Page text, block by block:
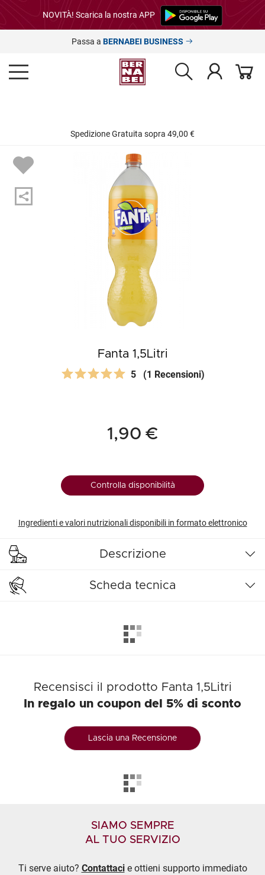
NOVITÀ! Scarica la nostra APP
Passa a BERNABEI BUSINESS
Spedizione Gratuita sopra 49,00 €
Fanta 1,5Litri
5 (1 Recensioni)
1,90 €
Controlla disponibilità
Ingredienti e valori nutrizionali disponibili in formato elettronico
Descrizione
Scheda tecnica
Recensisci il prodotto Fanta 1,5Litri
In regalo un coupon del 5% di sconto
Lascia una Recensione
SIAMO SEMPRE
AL TUO SERVIZIO
Ti serve aiuto? Contattacie ottieni supporto immediato